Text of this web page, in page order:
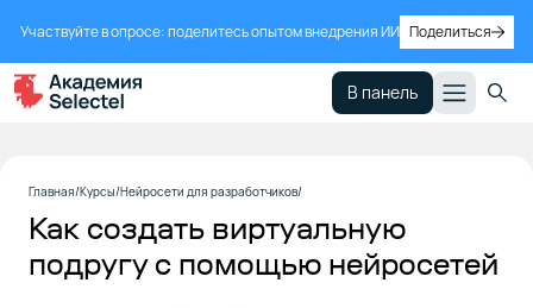
Участвуйте в опросе: поделитесь опытом внедрения ИИ Поделиться
В панель
1
проекта
2
Текстовая
Главная Курсы Нейросети для разработчиков
Как создать виртуальную
подругу с помощью нейросетей